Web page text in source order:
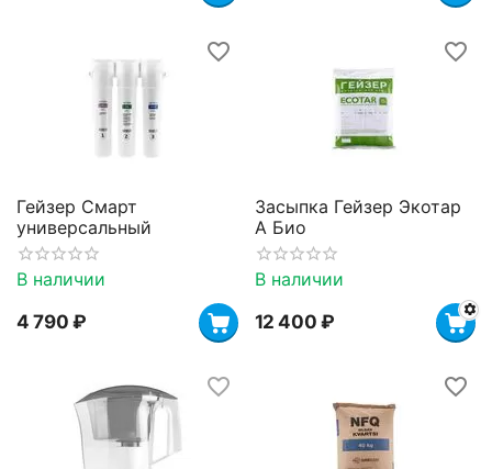
Гейзер Смарт
универсальный
В наличии
4 790 ₽
Засыпка Гейзер Экотар
A Био
В наличии
12 400 ₽